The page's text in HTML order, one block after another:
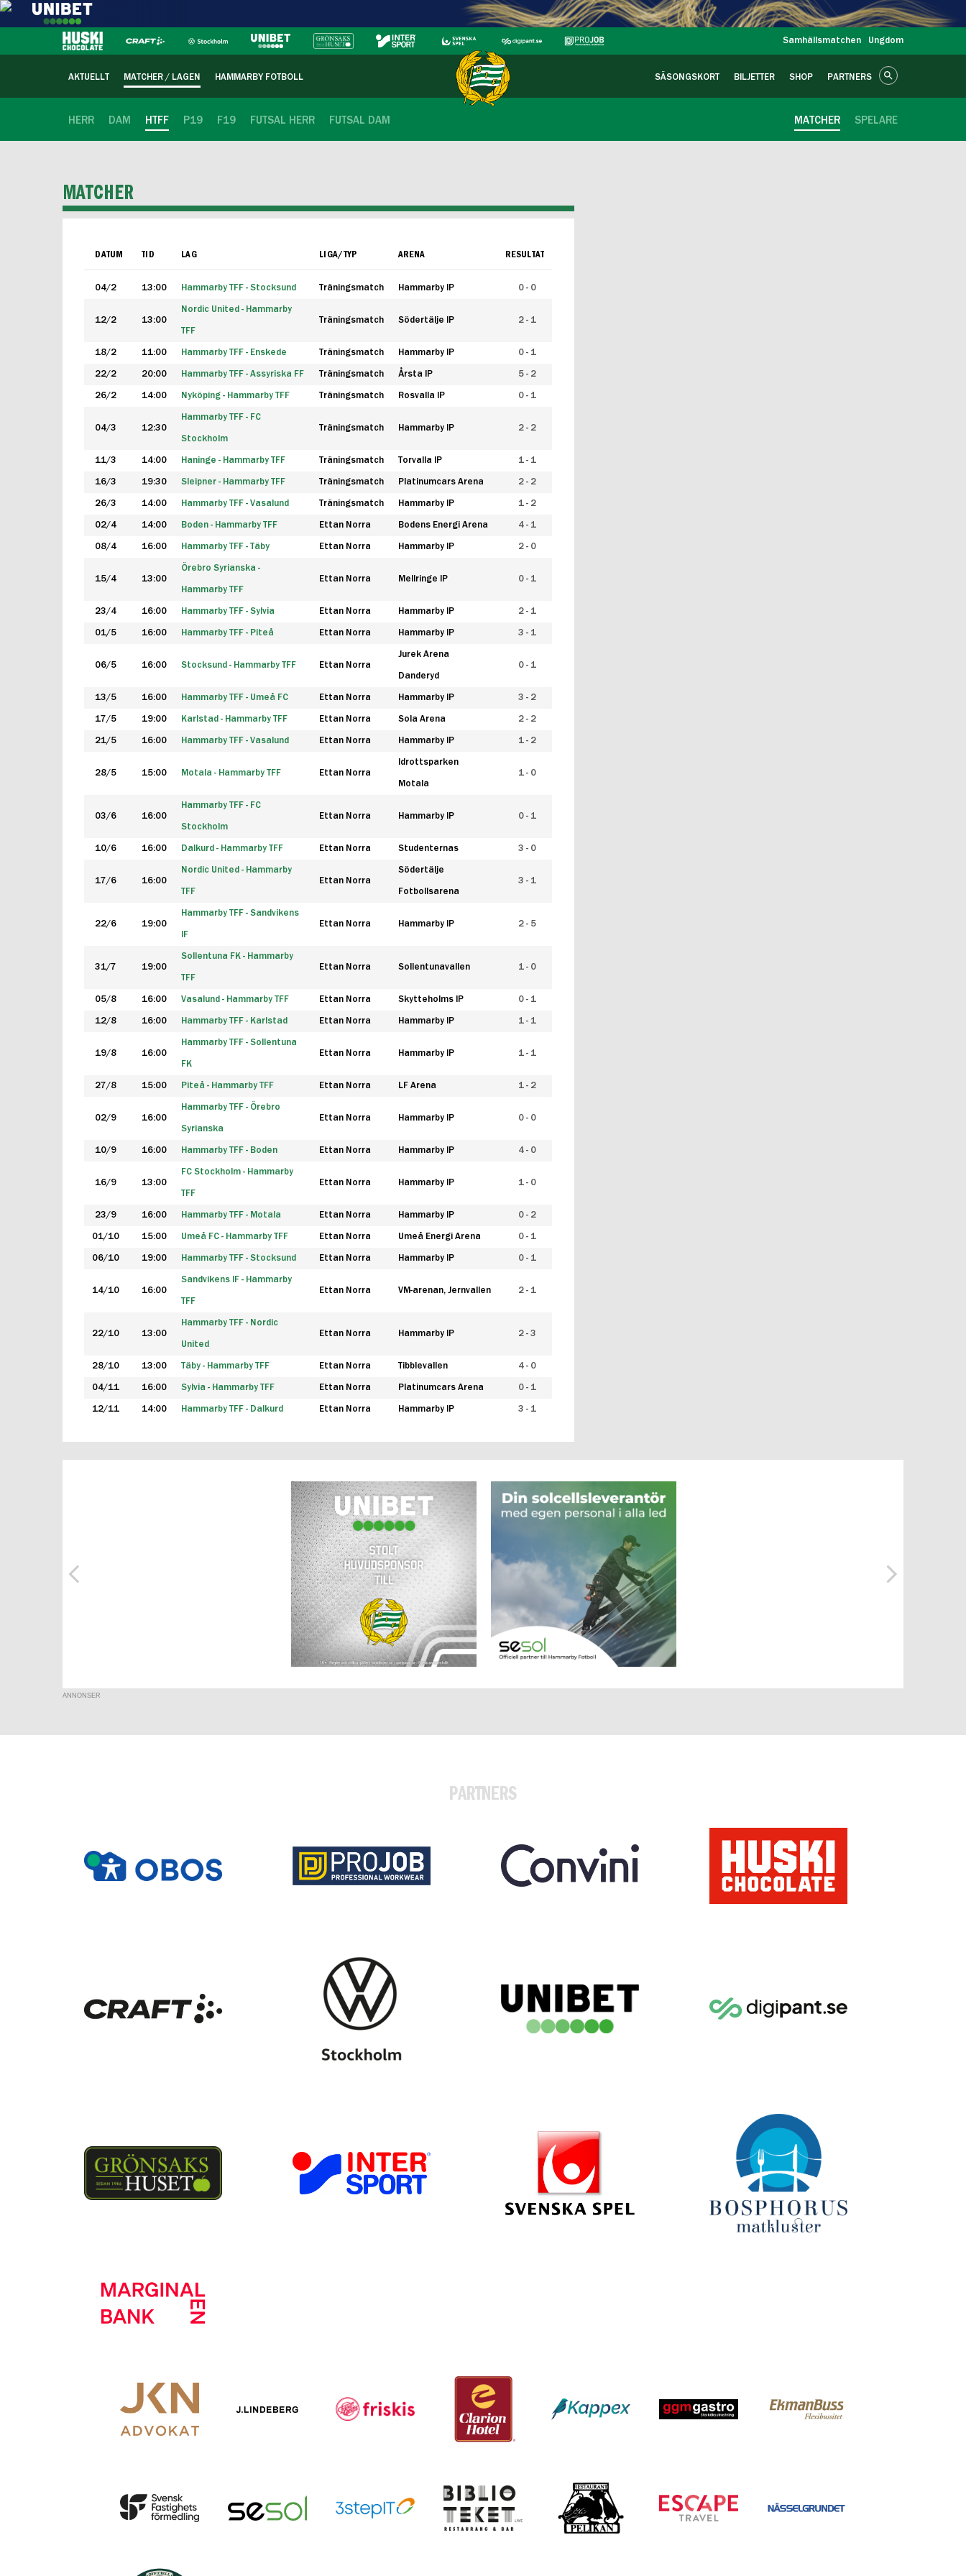
Samhällsmatchen Ungdom
AKTUELLT MATCHER / LAGEN HAMMARBY FOTBOLL SÄSONGSKORT BILJETTER SHOP PARTNERS
HERR DAM HTFF P19 F19 FUTSAL HERR FUTSAL DAM SPELARE
MATCHER
MATCHER
DATUM TID LAG LIGA/TYP ARENA RESULTAT
04/2 13:00 Hammarby TFF - Stocksund Träningsmatch Hammarby IP 0 - 0
12/2 13:00
Nordic United - Hammarby
TFF
Träningsmatch Södertälje IP 2 - 1
18/2 11:00 Hammarby TFF - Enskede Träningsmatch Hammarby IP 0 - 1
22/2 20:00 Hammarby TFF - Assyriska FF Träningsmatch Årsta IP 5 - 2
26/2 14:00 Nyköping - Hammarby TFF Träningsmatch Rosvalla IP 0 - 1
04/3 12:30
Hammarby TFF - FC
Stockholm
Träningsmatch Hammarby IP 2 - 2
11/3 14:00 Haninge - Hammarby TFF Träningsmatch Torvalla IP 1 - 1
16/3 19:30 Sleipner - Hammarby TFF Träningsmatch Platinumcars Arena 2 - 2
26/3 14:00 Hammarby TFF - Vasalund Träningsmatch Hammarby IP 1 - 2
02/4 14:00 Boden - Hammarby TFF Ettan Norra Bodens Energi Arena 4 - 1
08/4 16:00 Hammarby TFF - Täby Ettan Norra Hammarby IP 2 - 0
15/4 13:00
Örebro Syrianska -
Hammarby TFF
Ettan Norra Mellringe IP 0 - 1
23/4 16:00 Hammarby TFF - Sylvia Ettan Norra Hammarby IP 2 - 1
01/5 16:00 Hammarby TFF - Piteå Ettan Norra Hammarby IP 3 - 1
06/5 16:00 Stocksund - Hammarby TFF Ettan Norra
Jurek Arena
Danderyd
0 - 1
13/5 16:00 Hammarby TFF - Umeå FC Ettan Norra Hammarby IP 3 - 2
17/5 19:00 Karlstad - Hammarby TFF Ettan Norra Sola Arena 2 - 2
21/5 16:00 Hammarby TFF - Vasalund Ettan Norra Hammarby IP 1 - 2
28/5 15:00 Motala - Hammarby TFF Ettan Norra
Idrottsparken
Motala
1 - 0
03/6 16:00
Hammarby TFF - FC
Stockholm
Ettan Norra Hammarby IP 0 - 1
10/6 16:00 Dalkurd - Hammarby TFF Ettan Norra Studenternas 3 - 0
17/6 16:00
Nordic United - Hammarby
TFF
Ettan Norra
Södertälje
Fotbollsarena
3 - 1
22/6 19:00
Hammarby TFF - Sandvikens
IF
Ettan Norra Hammarby IP 2 - 5
31/7 19:00
Sollentuna FK - Hammarby
TFF
Ettan Norra Sollentunavallen 1 - 0
05/8 16:00 Vasalund - Hammarby TFF Ettan Norra Skytteholms IP 0 - 1
12/8 16:00 Hammarby TFF - Karlstad Ettan Norra Hammarby IP 1 - 1
19/8 16:00
Hammarby TFF - Sollentuna
FK
Ettan Norra Hammarby IP 1 - 1
27/8 15:00 Piteå - Hammarby TFF Ettan Norra LF Arena 1 - 2
02/9 16:00
Hammarby TFF - Örebro
Syrianska
Ettan Norra Hammarby IP 0 - 0
10/9 16:00 Hammarby TFF - Boden Ettan Norra Hammarby IP 4 - 0
16/9 13:00
FC Stockholm - Hammarby
TFF
Ettan Norra Hammarby IP 1 - 0
23/9 16:00 Hammarby TFF - Motala Ettan Norra Hammarby IP 0 - 2
01/10 15:00 Umeå FC - Hammarby TFF Ettan Norra Umeå Energi Arena 0 - 1
06/10 19:00 Hammarby TFF - Stocksund Ettan Norra Hammarby IP 0 - 1
14/10 16:00
Sandvikens IF - Hammarby
TFF
Ettan Norra VM-arenan, Jernvallen 2 - 1
22/10 13:00
Hammarby TFF - Nordic
United
Ettan Norra Hammarby IP 2 - 3
28/10 13:00 Täby - Hammarby TFF Ettan Norra Tibblevallen 4 - 0
04/11 16:00 Sylvia - Hammarby TFF Ettan Norra Platinumcars Arena 0 - 1
12/11 14:00 Hammarby TFF - Dalkurd Ettan Norra Hammarby IP 3 - 1
ANNONSER
PARTNERS